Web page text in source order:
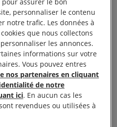
vidéos
cinq vidéos rendues
Celles-ci montrent
angles, du phosphore
de ces zones et une pluie
assurer le bon
personnaliser le contenu
notre trafic. Les données à
que nous collectons
les annonces.
informations sur votre
Vous pouvez entres
nos partenaires en cliquant
de notre
ici. En aucun cas les
revendues ou utilisées à